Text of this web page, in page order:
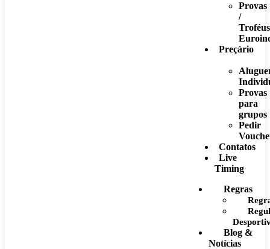
Provas
/
Troféus
Preçário
Provas
para
grupos
Pedir
Contatos
Live
Timing
Regras
Blog &
Notícias